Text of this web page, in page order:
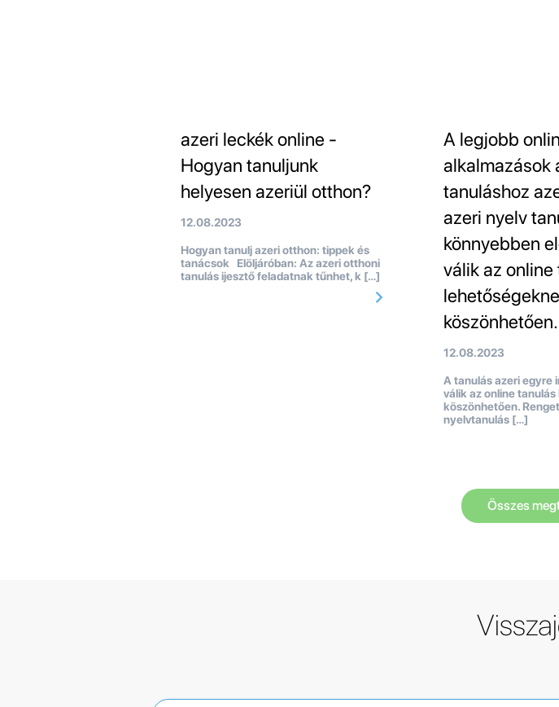
azeri leckék online -
Hogyan tanuljunk
helyesen azeriül otthon?
12.08.2023
Hogyan tanulj azeri otthon: tippek és
tanácsok Elöljáróban: Az azeri otthoni
tanulás ijesztő feladatnak tűnhet, k […]
A legjobb
alkalmazások
tanuláshoz
azeri nyelv
könnyebben
válik az online
köszönhetően.
12.08.2023
A tanulás azeri egyre
válik az online
köszönhetően.
nyelvtanulás […]
Összes